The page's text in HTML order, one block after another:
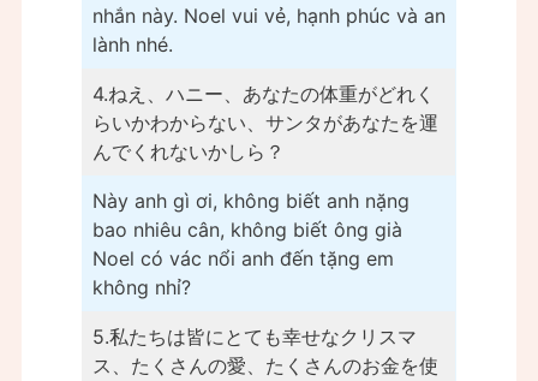
nhắn này. Noel vui vẻ, hạnh phúc và an
lành nhé.
4.ねえ、ハニー、あなたの体重がどれく
らいかわからない、サンタがあなたを運
んでくれないかしら？
Này anh gì ơi, không biết anh nặng
bao nhiêu cân, không biết ông già
Noel có vác nổi anh đến tặng em
không nhỉ?
5.私たちは皆にとても幸せなクリスマ
ス、たくさんの愛、たくさんのお金を使